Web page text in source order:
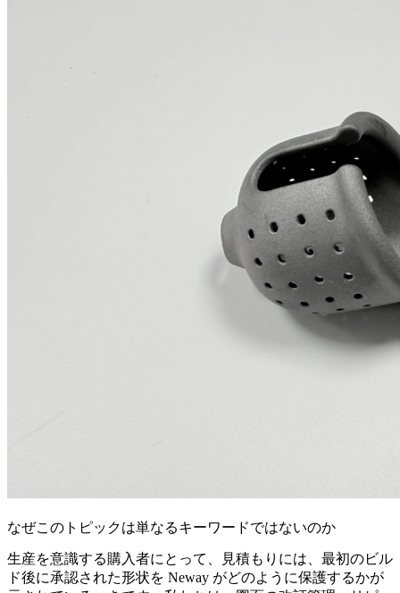
なぜこのトピックは単なるキーワードではないのか
生産を意識する購入者にとって、見積もりには、最初のビル
ド後に承認された形状を Neway がどのように保護するかが